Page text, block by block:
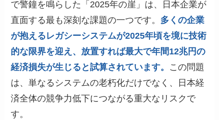
で警鐘を鳴らした「2025年の崖」は、日本企業が
直面する最も深刻な課題の一つです。 多くの企業
が抱えるレガシーシステムが2025年頃を境に技術
的な限界を迎え、放置すれば最大で年間12兆円の
経済損失が生じると試算されています。 この問題
は、単なるシステムの老朽化だけでなく、日本経
済全体の競争力低下につながる重大なリスクで
す。